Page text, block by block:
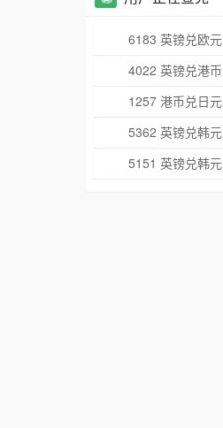
6183 英镑兑欧元
4022 英镑兑港币
1257 港币兑日元
5362 英镑兑韩元
5151 英镑兑韩元